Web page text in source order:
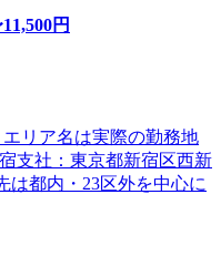
11,500円
リア名は実際の勤務地
支社：東京都新宿区西新
は都内・23区外を中心に